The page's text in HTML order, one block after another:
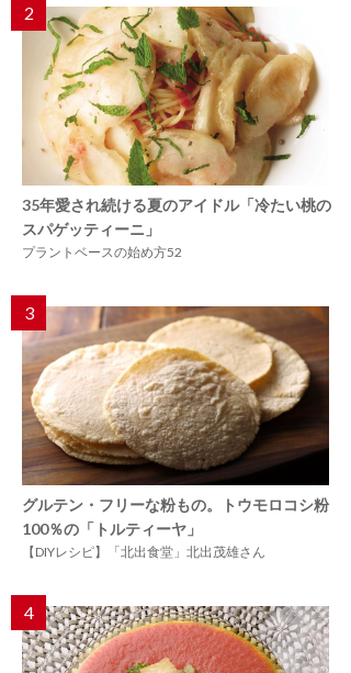
2
35年愛され続ける夏のアイドル「冷たい桃の
スパゲッティーニ」
プラントベースの始め方52
3
グルテン・フリーな粉もの。トウモロコシ粉
100％の「トルティーヤ」
【DIYレシピ】「北出食堂」北出茂雄さん
4